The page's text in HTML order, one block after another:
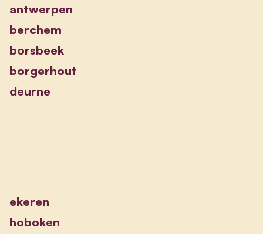
antwerpen
berchem
borsbeek
borgerhout
deurne
ekeren
hoboken